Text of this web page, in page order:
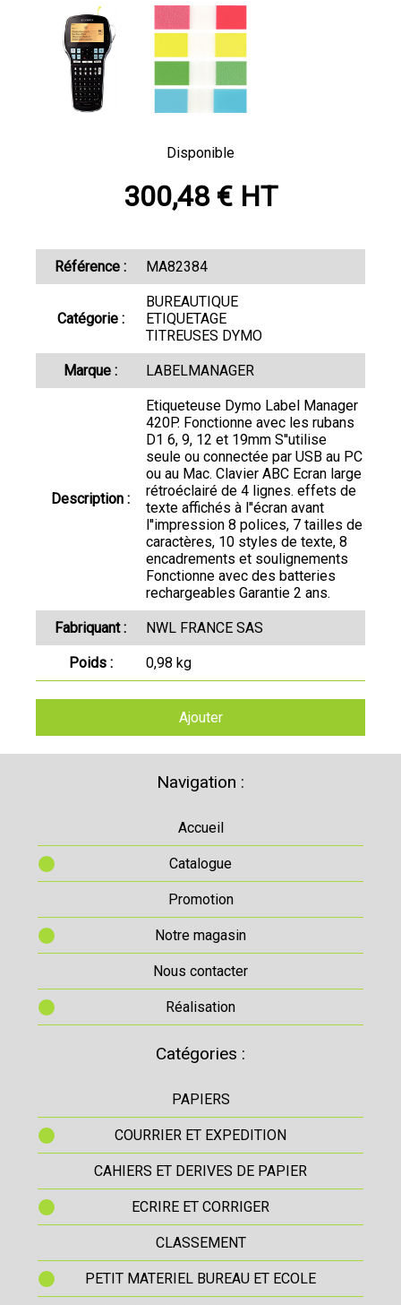
Disponible
300,48 € HT
Référence : MA82384
Catégorie :
BUREAUTIQUE
ETIQUETAGE
TITREUSES DYMO
Marque : LABELMANAGER
Description :
Etiqueteuse Dymo Label Manager
420P. Fonctionne avec les rubans
D1 6, 9, 12 et 19mm S''utilise
seule ou connectée par USB au PC
ou au Mac. Clavier ABC Ecran large
rétroéclairé de 4 lignes. effets de
texte affichés à l''écran avant
l''impression 8 polices, 7 tailles de
caractères, 10 styles de texte, 8
encadrements et soulignements
Fonctionne avec des batteries
rechargeables Garantie 2 ans.
Fabriquant : NWL FRANCE SAS
Poids : 0,98 kg
Ajouter
Navigation :
Accueil
Catalogue
Promotion
Notre magasin
Nous contacter
Réalisation
Catégories :
PAPIERS
COURRIER ET EXPEDITION
CAHIERS ET DERIVES DE PAPIER
ECRIRE ET CORRIGER
CLASSEMENT
PETIT MATERIEL BUREAU ET ECOLE